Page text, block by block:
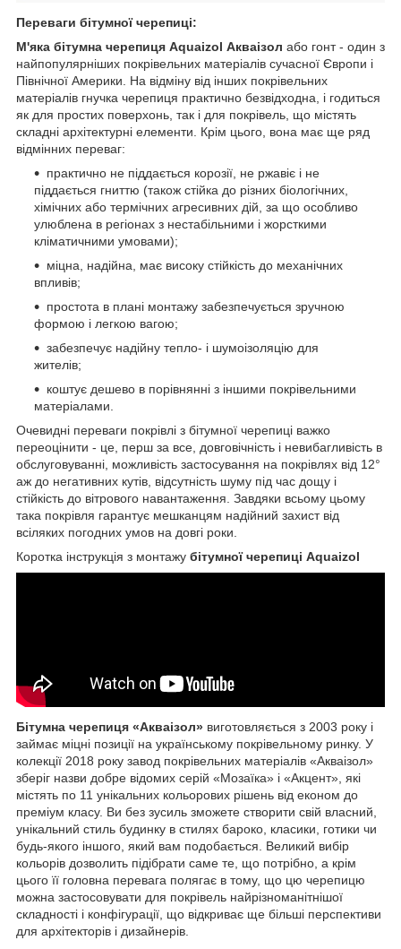
Переваги бітумної черепиці:
М'яка бітумна черепиця Aquaizol Акваізол або гонт - один з
найпопулярніших покрівельних матеріалів сучасної Європи і
Північної Америки. На відміну від інших покрівельних
матеріалів гнучка черепиця практично безвідходна, і годиться
як для простих поверхонь, так і для покрівель, що містять
складні архітектурні елементи. Крім цього, вона має ще ряд
відмінних переваг:
практично не піддається корозії, не ржавіє і не
піддається гниттю (також стійка до різних біологічних,
хімічних або термічних агресивних дій, за що особливо
улюблена в регіонах з нестабільними і жорсткими
кліматичними умовами);
міцна, надійна, має високу стійкість до механічних
впливів;
простота в плані монтажу забезпечується зручною
формою і легкою вагою;
забезпечує надійну тепло- і шумоізоляцію для
жителів;
коштує дешево в порівнянні з іншими покрівельними
матеріалами.
Очевидні переваги покрівлі з бітумної черепиці важко
переоцінити - це, перш за все, довговічність і невибагливість в
обслуговуванні, можливість застосування на покрівлях від 12°
аж до негативних кутів, відсутність шуму під час дощу і
стійкість до вітрового навантаження. Завдяки всьому цьому
така покрівля гарантує мешканцям надійний захист від
всіляких погодних умов на довгі роки.
Коротка інструкція з монтажу бітумної черепиці Aquaizol
Бітумна черепиця «Акваізол» виготовляється з 2003 року і
займає міцні позиції на українському покрівельному ринку. У
колекції 2018 року завод покрівельних матеріалів «Акваізол»
зберіг назви добре відомих серій «Мозаїка» і «Акцент», які
містять по 11 унікальних кольорових рішень від економ до
преміум класу. Ви без зусиль зможете створити свій власний,
унікальний стиль будинку в стилях бароко, класики, готики чи
будь-якого іншого, який вам подобається. Великий вибір
кольорів дозволить підібрати саме те, що потрібно, а крім
цього її головна перевага полягає в тому, що цю черепицю
можна застосовувати для покрівель найрізноманітнішої
складності і конфігурації, що відкриває ще більші перспективи
для архітекторів і дизайнерів.